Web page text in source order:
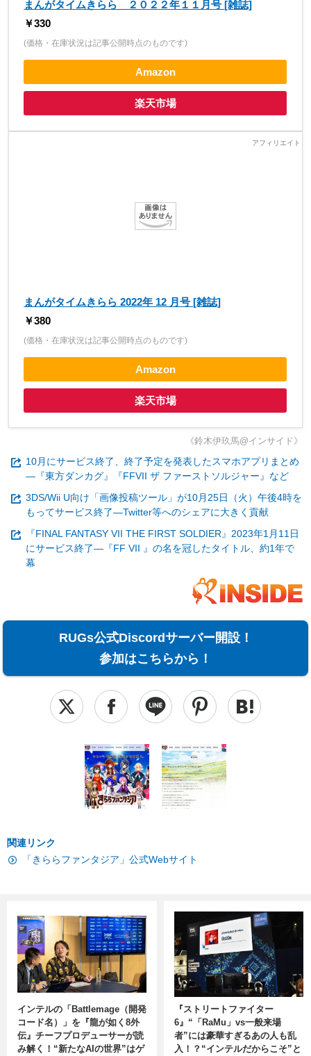
まんがタイムきらら ２０２２年１１月号 [雑誌]
￥330
(価格・在庫状況は記事公開時点のものです)
Amazon
楽天市場
まんがタイムきらら 2022年 12 月号 [雑誌]
￥380
(価格・在庫状況は記事公開時点のものです)
Amazon
楽天市場
《鈴木伊玖馬@インサイド》
10月にサービス終了、終了予定を発表したスマホアプリまとめ
―『東方ダンカグ』『FFVII ザ ファーストソルジャー』など
3DS/Wii U向け「画像投稿ツール」が10月25日（火）午後4時を
もってサービス終了―Twitter等へのシェアに大きく貢献
『FINAL FANTASY VII THE FIRST SOLDIER』2023年1月11日
にサービス終了―『FF VII 』の名を冠したタイトル、約1年で
幕
RUGs公式Discordサーバー開設！
参加はこちらから！
関連リンク
「きららファンタジア」公式Webサイト
インテルの「Battlemage（開発
コード名）」を『龍が如く8外
伝』チーフプロデューサーが読
み解く！“新たなAIの世界”はゲ
『ストリートファイター
6』“「RaMu」vs一般来場
者”には豪華すぎるあの人も乱
入！？“インテルだからこそ”と